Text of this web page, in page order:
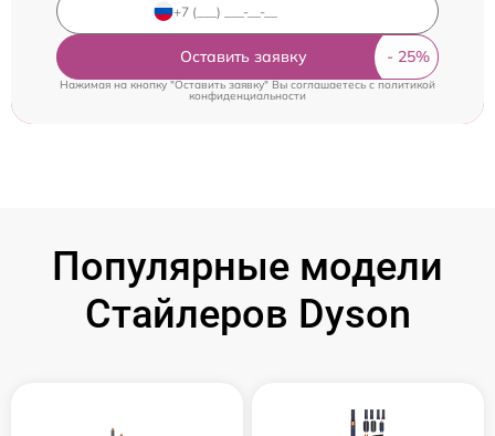
Оставить заявку
Нажимая на кнопку "Оставить заявку" Вы соглашаетесь cполитикой
конфиденциальности
Популярные модели
Стайлеров Dyson